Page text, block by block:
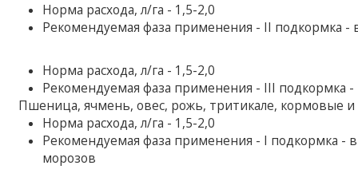
Норма расхода, л/га - 1,5-2,0
Рекомендуемая фаза применения - II подкормка -
Норма расхода, л/га - 1,5-2,0
Рекомендуемая фаза применения - III подкормка
Пшеница, ячмень, овес, рожь, тритикале, кормовые
Норма расхода, л/га - 1,5-2,0
Рекомендуемая фаза применения - І подкормка -
морозов